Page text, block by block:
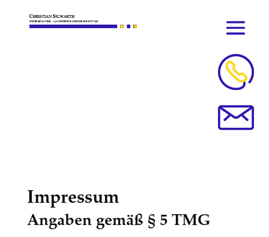
Impressum
Angaben gemäß § 5 TMG